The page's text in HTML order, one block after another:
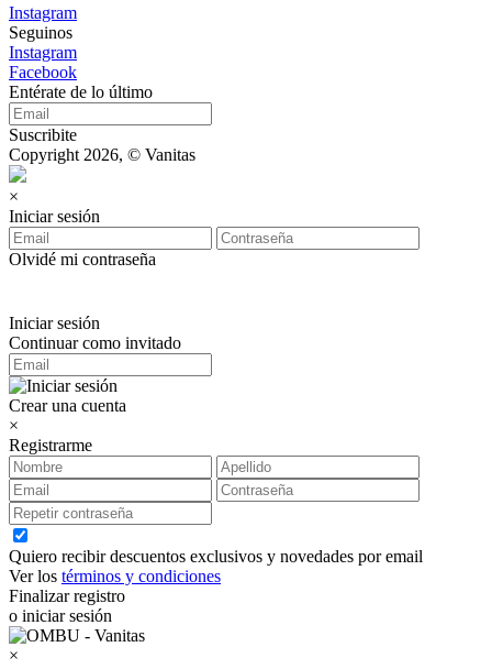
Instagram
Seguinos
Instagram
Facebook
Entérate de lo último
Suscribite
Copyright 2026, © Vanitas
×
Iniciar sesión
Olvidé mi contraseña
Iniciar sesión
Continuar como invitado
Crear una cuenta
×
Registrarme
Quiero recibir descuentos exclusivos y novedades por email
Ver los términos y condiciones
Finalizar registro
o iniciar sesión
×